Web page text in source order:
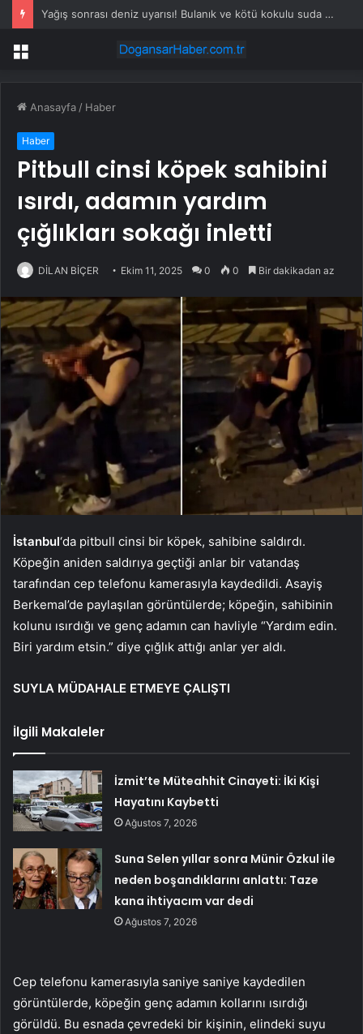
Yağış sonrası deniz uyarısı! Bulanık ve kötü kokulu suda yüzmeyin
Menü
Anasayfa / Haber
Haber
Pitbull cinsi köpek sahibini
ısırdı, adamın yardım
çığlıkları sokağı inletti
DİLAN BİÇER Ekim 11, 2025 0 0 Bir dakikadan az
İstanbul‘da pitbull cinsi bir köpek, sahibine saldırdı.
Köpeğin aniden saldırıya geçtiği anlar bir vatandaş
tarafından cep telefonu kamerasıyla kaydedildi. Asayiş
Berkemal’de paylaşılan görüntülerde; köpeğin, sahibinin
kolunu ısırdığı ve genç adamın can havliyle “Yardım edin.
Biri yardım etsin.” diye çığlık attığı anlar yer aldı.
SUYLA MÜDAHALE ETMEYE ÇALIŞTI
İlgili Makaleler
İzmit’te Müteahhit Cinayeti: İki Kişi
Hayatını Kaybetti
Ağustos 7, 2026
Suna Selen yıllar sonra Münir Özkul ile
neden boşandıklarını anlattı: Taze
kana ihtiyacım var dedi
Ağustos 7, 2026
Cep telefonu kamerasıyla saniye saniye kaydedilen
görüntülerde, köpeğin genç adamın kollarını ısırdığı
görüldü. Bu esnada çevredeki bir kişinin, elindeki suyu